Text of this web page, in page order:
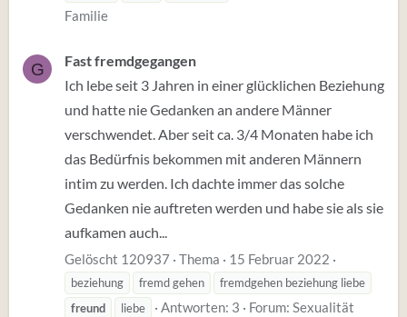
Familie
G
Fast fremdgegangen
Ich lebe seit 3 Jahren in einer glücklichen Beziehung
und hatte nie Gedanken an andere Männer
verschwendet. Aber seit ca. 3/4 Monaten habe ich
das Bedürfnis bekommen mit anderen Männern
intim zu werden. Ich dachte immer das solche
Gedanken nie auftreten werden und habe sie als sie
aufkamen auch...
Gelöscht 120937 Thema 15 Februar 2022
beziehung fremd gehen
fremdgehen beziehung liebe
freund
liebe Antworten: 3 Forum: Sexualität